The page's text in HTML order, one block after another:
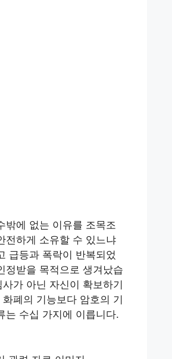
밖에 없는 이유를 조목조
전하게 소유할 수 있느냐
급등과 폭락이 반복되었
정받을 목적으로 생겨났습
가 아닌 자신이 확보하기
폐의 기능보다 암호의 기
는 수십 가지에 이릅니다.